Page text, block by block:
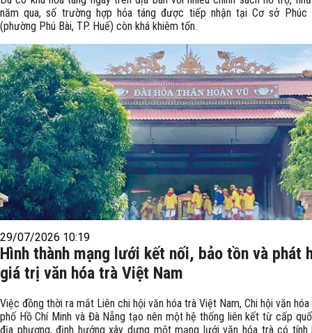
năm qua, số trường hợp hỏa táng được tiếp nhận tại Cơ sở Phúc
(phường Phú Bài, TP. Huế) còn khá khiêm tốn.
29/07/2026 10:19
Hình thành mạng lưới kết nối, bảo tồn và phát
giá trị văn hóa trà Việt Nam
Việc đồng thời ra mắt Liên chi hội văn hóa trà Việt Nam, Chi hội văn hóa
phố Hồ Chí Minh và Đà Nẵng tạo nên một hệ thống liên kết từ cấp
địa phương, định hướng xây dựng một mạng lưới văn hóa trà có tính